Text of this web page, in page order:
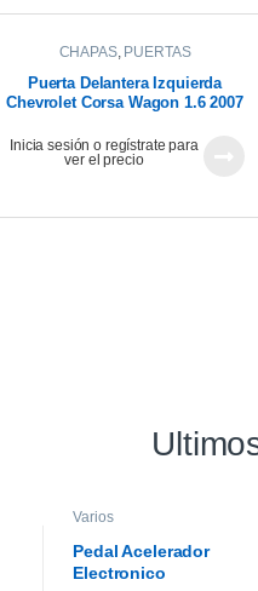
CHAPAS, PUERTAS
Puerta Delantera Izquierda
Chevrolet Corsa Wagon 1.6 2007
Inicia sesión o regístrate para
ver el precio
Varios
Pedal Acelerador
Electronico